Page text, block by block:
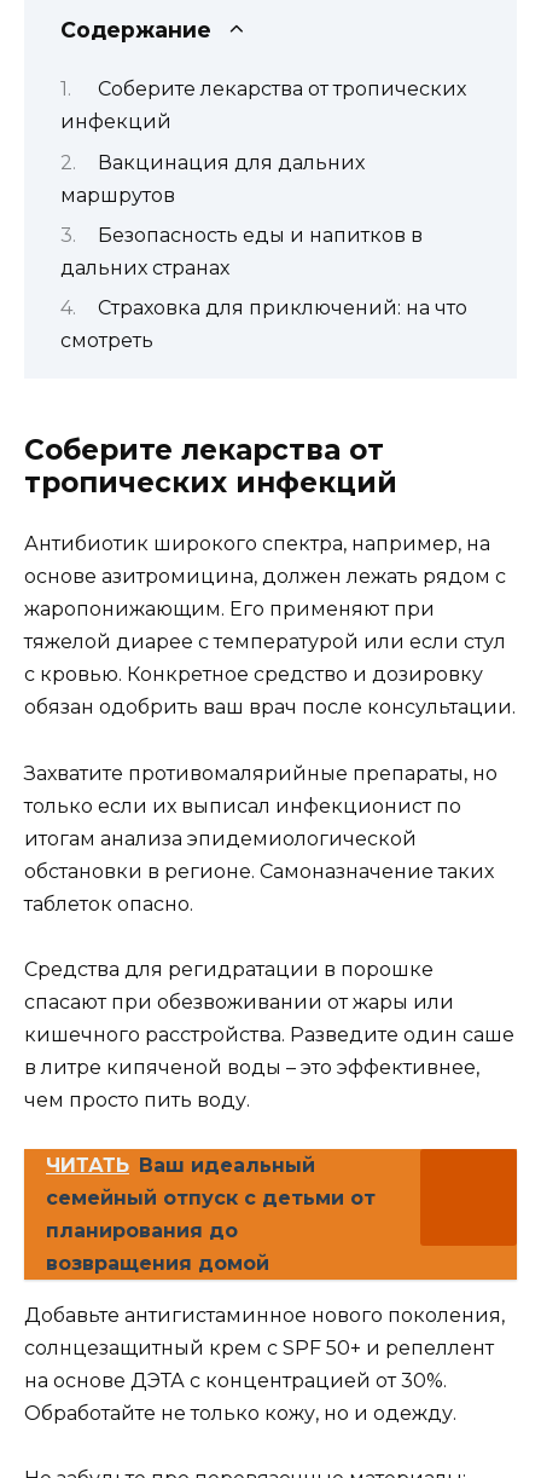
Содержание
Соберите лекарства от тропических
инфекций
Вакцинация для дальних
маршрутов
Безопасность еды и напитков в
дальних странах
Страховка для приключений: на что
смотреть
Соберите лекарства от
тропических инфекций
Антибиотик широкого спектра, например, на
основе азитромицина, должен лежать рядом с
жаропонижающим. Его применяют при
тяжелой диарее с температурой или если стул
с кровью. Конкретное средство и дозировку
обязан одобрить ваш врач после консультации.
Захватите противомалярийные препараты, но
только если их выписал инфекционист по
итогам анализа эпидемиологической
обстановки в регионе. Самоназначение таких
таблеток опасно.
Средства для регидратации в порошке
спасают при обезвоживании от жары или
кишечного расстройства. Разведите один саше
в литре кипяченой воды – это эффективнее,
чем просто пить воду.
ЧИТАТЬ Ваш идеальный
семейный отпуск с детьми от
планирования до
возвращения домой
Добавьте антигистаминное нового поколения,
солнцезащитный крем с SPF 50+ и репеллент
на основе ДЭТА с концентрацией от 30%.
Обработайте не только кожу, но и одежду.